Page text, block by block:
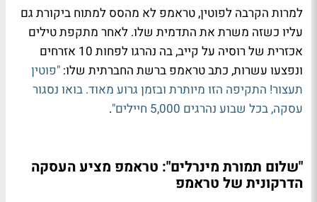
למרות הקרבה לפוטין, טראמפ לא מהסס למתוח ביקורת גם
עליו כשזה משרת את התדמית שלו. לאחר מתקפת טילים
אכזרית של רוסיה על קייב, בה נהרגו לפחות 10 אזרחים
ונפצעו עשרות, כתב טראמפ ברשת החברתית שלו: "פוטין
תעצור! התקיפה הזו מיותרת ובזמן גרוע מאוד. בואו נסגור
עסקה, בכל שבוע נהרגים 5,000 חיילים"
.
"שלום תמורת מינרלים": טראמפ מציע העסקה
הדרקונית של טראמפ